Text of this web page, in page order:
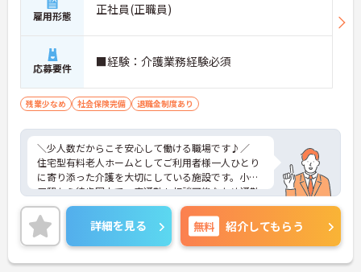
雇用形態 正社員(正職員)
応募要件 ■経験：介護業務経験必須
残業少なめ 社会保険完備 退職金制度あり
＼少人数だからこそ安心して働ける職場です♪／
住宅型有料老人ホームとしてご利用者様一人ひとり
に寄り添った介護を大切にしている施設です。小牧
口駅から徒歩圏内で、車通勤も相談可能なため通勤
しやすい環境です。介護職員初任者研修をお持ちで
あれば応募可能で、介護福祉士や実務者研修の資格
をお持ちの方はこれまでの経験を活かして活躍でき
ます。日勤から夜勤までシフトを組みながら、ご利
用者様の生活を支えるやりがいのあるお仕事です。
詳細を見る 無料 紹介してもらう